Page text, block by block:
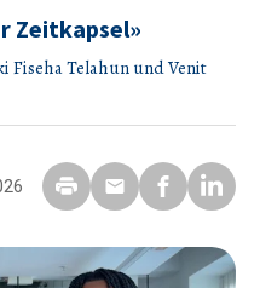
Zeitkapsel»
Fiseha Telahun und Venit